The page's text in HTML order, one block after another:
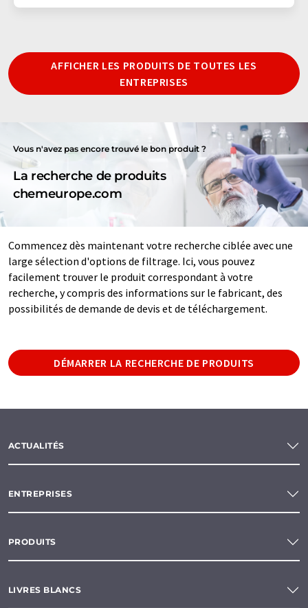
AFFICHER LES PRODUITS DE TOUTES LES
ENTREPRISES
Vous n'avez pas encore trouvé le bon produit ?
La recherche de produits
chemeurope.com
Commencez dès maintenant votre recherche ciblée avec une
large sélection d'options de filtrage. Ici, vous pouvez
facilement trouver le produit correspondant à votre
recherche, y compris des informations sur le fabricant, des
possibilités de demande de devis et de téléchargement.
DÉMARRER LA RECHERCHE DE PRODUITS
ACTUALITÉS
ENTREPRISES
PRODUITS
LIVRES BLANCS